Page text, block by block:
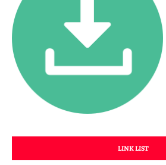
LINK LIST